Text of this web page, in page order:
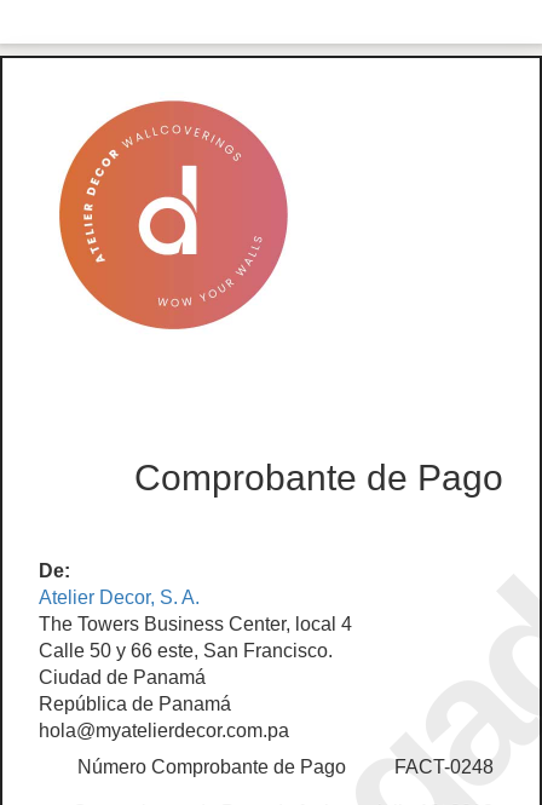
Comprobante de Pago
De:
Atelier Decor, S. A.
The Towers Business Center, local 4
Calle 50 y 66 este, San Francisco.
Ciudad de Panamá
República de Panamá
hola@myatelierdecor.com.pa
Número Comprobante de Pago
FACT-0248